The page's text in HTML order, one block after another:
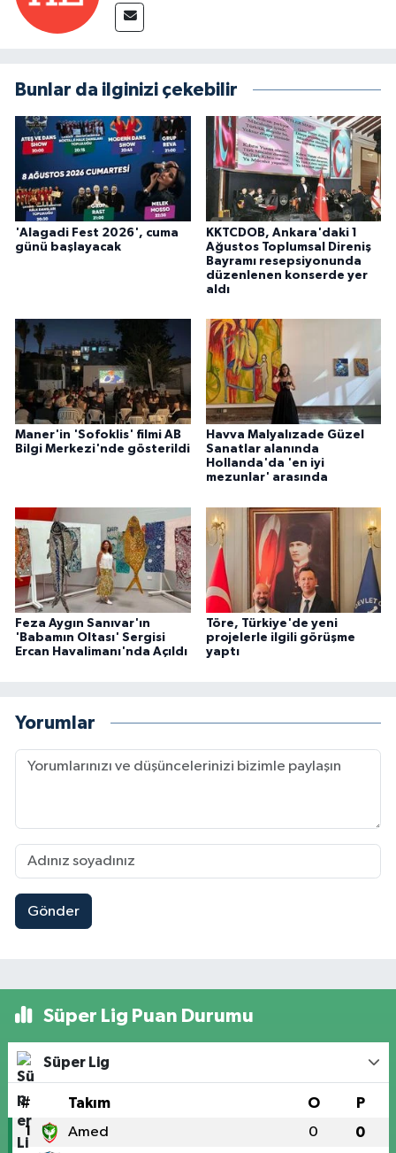
Bunlar da ilginizi çekebilir
'Alagadi Fest 2026', cuma
günü başlayacak
KKTCDOB, Ankara'daki 1
Ağustos Toplumsal Direniş
Bayramı resepsiyonunda
düzenlenen konserde yer
aldı
Maner'in 'Sofoklis' filmi AB
Bilgi Merkezi'nde gösterildi
Havva Malyalızade Güzel
Sanatlar alanında
Hollanda'da 'en iyi
mezunlar' arasında
Feza Aygın Sanıvar'ın
'Babamın Oltası' Sergisi
Ercan Havalimanı'nda Açıldı
Töre, Türkiye'de yeni
projelerle ilgili görüşme
yaptı
Yorumlar
Gönder
Süper Lig Puan Durumu
Süper Lig
# Takım O P
1 Amed 0 0